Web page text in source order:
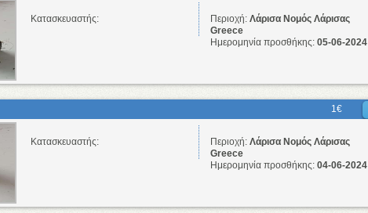
Κατασκευαστής: Περιοχή: Λάρισα Νομός Λάρισας
Greece
Ημερομηνία προσθήκης: 05-06-2024
1€
Κατασκευαστής: Περιοχή: Λάρισα Νομός Λάρισας
Greece
Ημερομηνία προσθήκης: 04-06-2024